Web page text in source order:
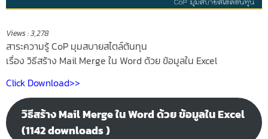
Views :3,278
สาระความรู้ CoP มุมสบายสไตล์ต้นทุน
เรื่อง วิธีสร้าง Mail Merge ใน Word ด้วย ข้อมูลใน Excel
Click Download>>
วิธีสร้าง Mail Merge ใน Word ด้วย ข้อมูลใน Excel
(1142 downloads )